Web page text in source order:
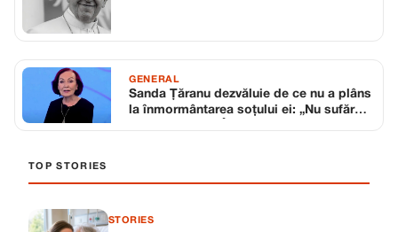
GENERAL
Sanda Țăranu dezvăluie de ce nu a plâns
la înmormântarea soțului ei: „Nu sufăr
TOP STORIES
STORIES